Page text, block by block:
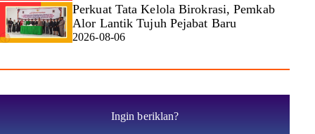
Perkuat Tata Kelola Birokrasi, Pemkab
Alor Lantik Tujuh Pejabat Baru
2026-08-06
Ingin beriklan?